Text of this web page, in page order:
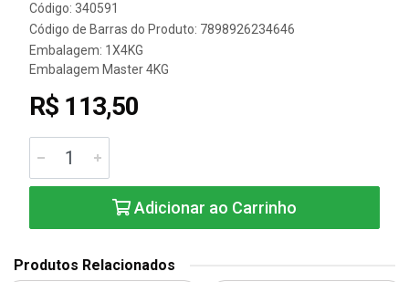
Código: 340591
Código de Barras do Produto: 7898926234646
Embalagem: 1X4KG
Embalagem Master 4KG
R$ 113,50
Adicionar ao Carrinho
Produtos Relacionados